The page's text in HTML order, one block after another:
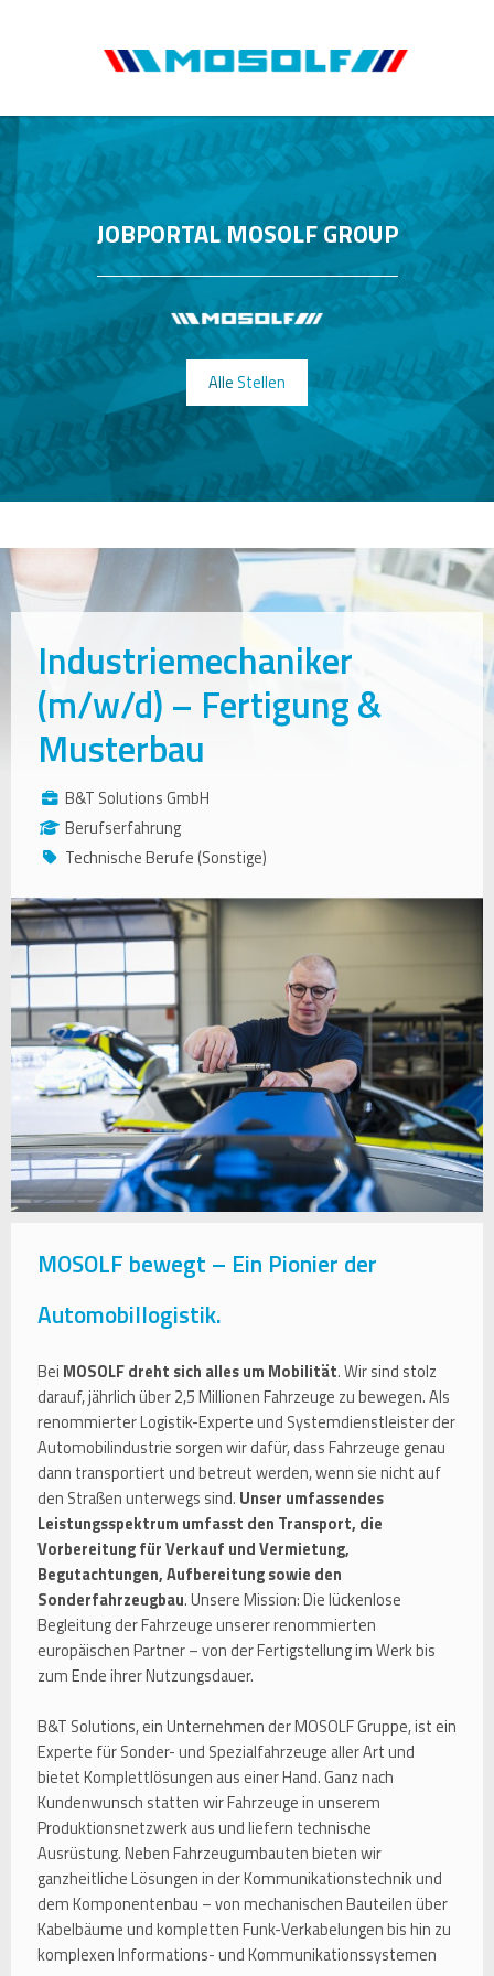
JOBPORTAL MOSOLF GROUP
Alle Stellen
Industriemechaniker
(m/w/d) – Fertigung &
Musterbau
B&T Solutions GmbH
Berufserfahrung
Technische Berufe (Sonstige)
MOSOLF bewegt – Ein Pionier der
Automobillogistik.
Bei MOSOLF dreht sich alles um Mobilität. Wir sind stolz
darauf, jährlich über 2,5 Millionen Fahrzeuge zu bewegen. Als
renommierter Logistik-Experte und Systemdienstleister der
Automobilindustrie sorgen wir dafür, dass Fahrzeuge genau
dann transportiert und betreut werden, wenn sie nicht auf
den Straßen unterwegs sind. Unser umfassendes
Leistungsspektrum umfasst den Transport, die
Vorbereitung für Verkauf und Vermietung,
Begutachtungen, Aufbereitung sowie den
Sonderfahrzeugbau. Unsere Mission: Die lückenlose
Begleitung der Fahrzeuge unserer renommierten
europäischen Partner – von der Fertigstellung im Werk bis
zum Ende ihrer Nutzungsdauer.
B&T Solutions, ein Unternehmen der MOSOLF Gruppe, ist ein
Experte für Sonder- und Spezialfahrzeuge aller Art und
bietet Komplettlösungen aus einer Hand. Ganz nach
Kundenwunsch statten wir Fahrzeuge in unserem
Produktionsnetzwerk aus und liefern technische
Ausrüstung. Neben Fahrzeugumbauten bieten wir
ganzheitliche Lösungen in der Kommunikationstechnik und
dem Komponentenbau – von mechanischen Bauteilen über
Kabelbäume und kompletten Funk-Verkabelungen bis hin zu
komplexen Informations- und Kommunikationssystemen